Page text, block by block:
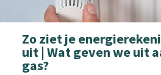
Zo ziet je
uit | Wat geven we uit
gas?